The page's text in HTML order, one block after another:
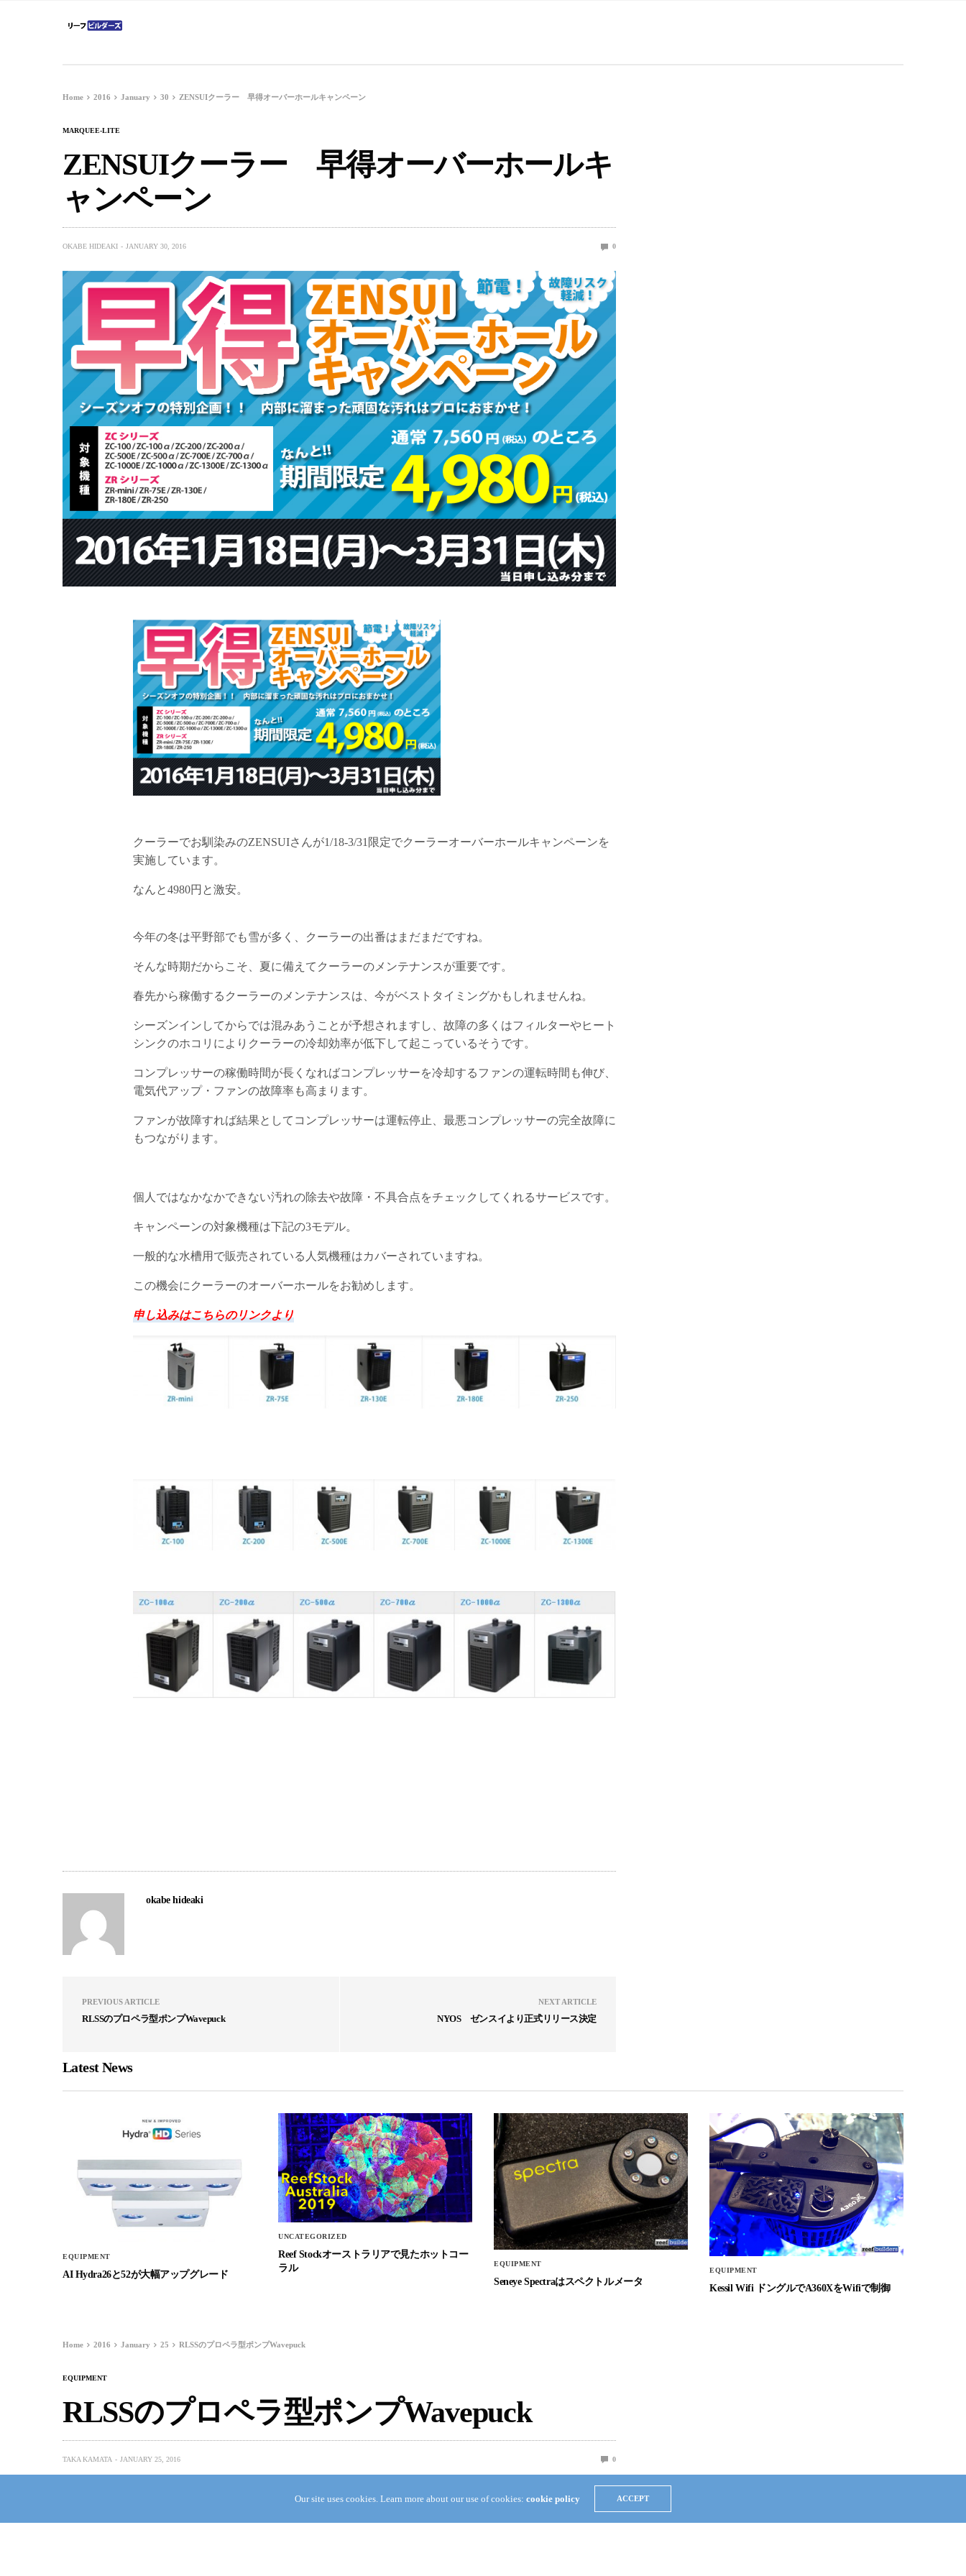
Home 2016 January 30 ZENSUIクーラー 早得オーバーホールキャンペーン
MARQUEE-LITE
ZENSUIクーラー 早得オーバーホールキ
ャンペーン
OKABE HIDEAKI JANUARY 30, 2016 0
クーラーでお馴染みのZENSUIさんが1/18-3/31限定でクーラーオーバーホールキャンペーンを
実施しています。
なんと4980円と激安。
今年の冬は平野部でも雪が多く、クーラーの出番はまだまだですね。
そんな時期だからこそ、夏に備えてクーラーのメンテナンスが重要です。
春先から稼働するクーラーのメンテナンスは、今がベストタイミングかもしれませんね。
シーズンインしてからでは混みあうことが予想されますし、故障の多くはフィルターやヒート
シンクのホコリによりクーラーの冷却効率が低下して起こっているそうです。
コンプレッサーの稼働時間が長くなればコンプレッサーを冷却するファンの運転時間も伸び、
電気代アップ・ファンの故障率も高まります。
ファンが故障すれば結果としてコンプレッサーは運転停止、最悪コンプレッサーの完全故障に
もつながります。
個人ではなかなかできない汚れの除去や故障・不具合点をチェックしてくれるサービスです。
キャンペーンの対象機種は下記の3モデル。
一般的な水槽用で販売されている人気機種はカバーされていますね。
この機会にクーラーのオーバーホールをお勧めします。
申し込みはこちらのリンクより
okabe hideaki
PREVIOUS ARTICLE
RLSSのプロペラ型ポンプWavepuck
NEXT ARTICLE
NYOS ゼンスイより正式リリース決定
Latest News
EQUIPMENT
AI Hydra26と52が大幅アップグレード
UNCATEGORIZED
Reef Stockオーストラリアで見たホットコー
ラル
EQUIPMENT
Seneye Spectraはスペクトルメータ
EQUIPMENT
Kessil Wifi ドングルでA360XをWifiで制御
Home 2016 January 25 RLSSのプロペラ型ポンプWavepuck
EQUIPMENT
RLSSのプロペラ型ポンプWavepuck
TAKA KAMATA JANUARY 25, 2016 0
Our site uses cookies. Learn more about our use of cookies:cookie policy ACCEPT